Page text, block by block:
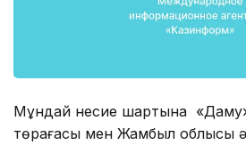
Мұндай несие шартына
төрағасы мен Жамбыл облысы